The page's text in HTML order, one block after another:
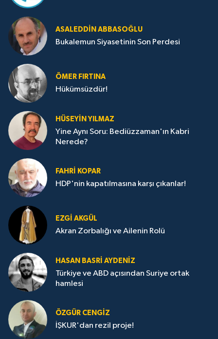
ASALEDDIN ABBASOĞLU
Bukalemun Siyasetinin Son Perdesi
ÖMER FIRTINA
Hükümsüzdür!
HÜSEYIN YILMAZ
Yine Aynı Soru: Bediüzzaman'ın Kabri
Nerede?
FAHRI KOPAR
HDP'nin kapatılmasına karşı çıkanlar!
EZGI AKGÜL
Akran Zorbalığı ve Ailenin Rolü
HASAN BASRI AYDENIZ
Türkiye ve ABD açısından Suriye ortak
hamlesi
ÖZGÜR CENGIZ
İŞKUR'dan rezil proje!